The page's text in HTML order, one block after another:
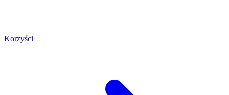
Korzyści